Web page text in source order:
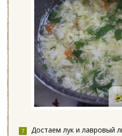
Достаем лук и лавровый